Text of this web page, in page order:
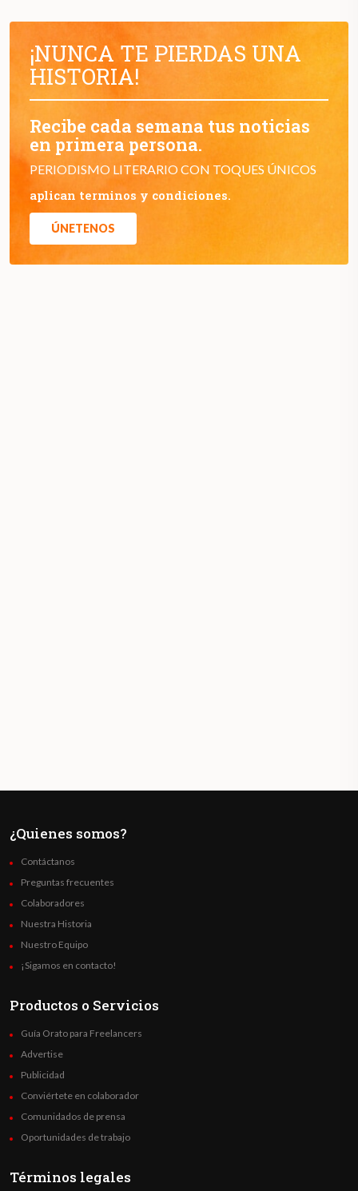
¡NUNCA TE PIERDAS UNA
HISTORIA!
Recibe cada semana tus noticias
en primera persona.
PERIODISMO LITERARIO CON TOQUES ÚNICOS
aplican terminos y condiciones.
ÚNETENOS
¿Quienes somos?
Contáctanos
Preguntas frecuentes
Colaboradores
Nuestra Historia
Nuestro Equipo
¡Sigamos en contacto!
Productos o Servicios
Guía Orato para Freelancers
Advertise
Publicidad
Conviértete en colaborador
Comunidados de prensa
Oportunidades de trabajo
Términos legales